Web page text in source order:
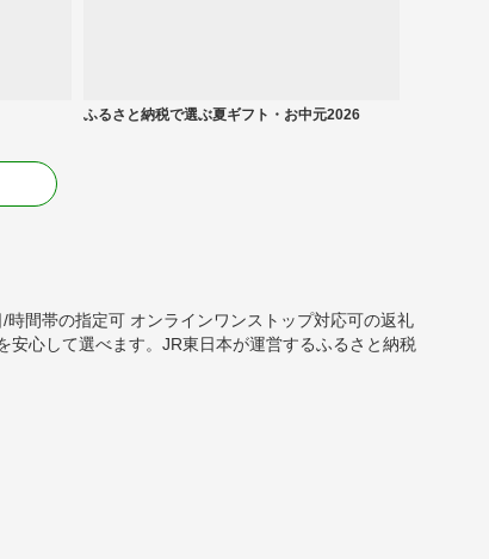
ふるさと納税で選ぶ夏ギフト・お中元2026
間帯の指定可 オンラインワンストップ対応可の返礼
心して選べます。JR東日本が運営するふるさと納税